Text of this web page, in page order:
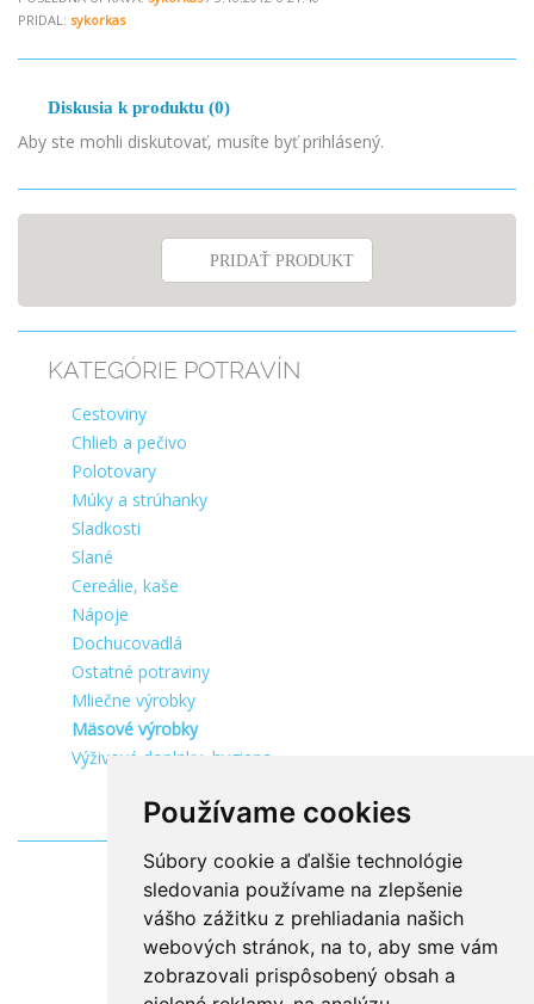
Používame cookies
Súbory cookie a ďalšie technológie
sledovania používame na zlepšenie
vášho zážitku z prehliadania našich
webových stránok, na to, aby sme vám
zobrazovali prispôsobený obsah a
PRIDAL: sykorkas
Diskusia k produktu (0)
Aby ste mohli diskutovať, musíte byť prihlásený.
PRIDAŤ PRODUKT
KATEGÓRIE POTRAVÍN
Cestoviny
Chlieb a pečivo
Polotovary
Múky a strúhanky
Sladkosti
Slané
Cereálie, kaše
Nápoje
Dochucovadlá
Ostatné potraviny
Mliečne výrobky
Mäsové výrobky
Výživové doplnky, hygiena